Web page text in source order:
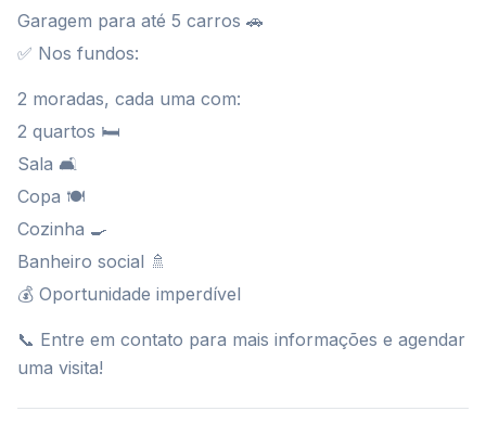
Garagem para até 5 carros 🚗
✅ Nos fundos:
2 moradas, cada uma com:
2 quartos 🛏️
Sala 🛋️
Copa 🍽️
Cozinha 🍳
Banheiro social 🚿
💰 Oportunidade imperdível
📞 Entre em contato para mais informações e agendar
uma visita!